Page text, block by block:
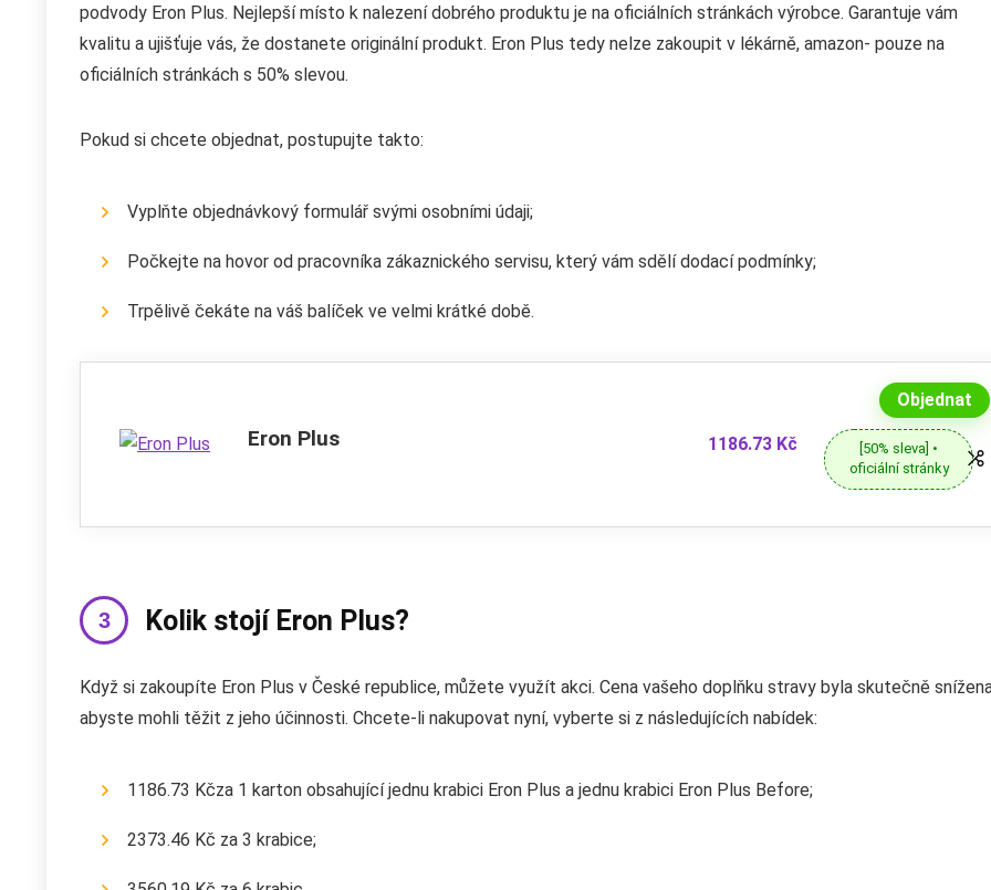
podvody Eron Plus. Nejlepší místo k nalezení dobrého produktu je na oficiálních stránkách výrobce. Garantuje vám
kvalitu a ujišťuje vás, že dostanete originální produkt. Eron Plus tedy nelze zakoupit v lékárně, amazon- pouze na
oficiálních stránkách s 50% slevou.
Pokud si chcete objednat, postupujte takto:
Vyplňte objednávkový formulář svými osobními údaji;
Počkejte na hovor od pracovníka zákaznického servisu, který vám sdělí dodací podmínky;
Trpělivě čekáte na váš balíček ve velmi krátké době.
Eron Plus 1186.73 Kč
Objednat
[50% sleva] •
oficiální stránky
Kolik stojí Eron Plus?
Když si zakoupíte Eron Plus v České republice, můžete využít akci. Cena vašeho doplňku stravy byla skutečně
abyste mohli těžit z jeho účinnosti. Chcete-li nakupovat nyní, vyberte si z následujících nabídek:
1186.73 Kčza 1 karton obsahující jednu krabici Eron Plus a jednu krabici Eron Plus Before;
2373.46 Kč za 3 krabice;